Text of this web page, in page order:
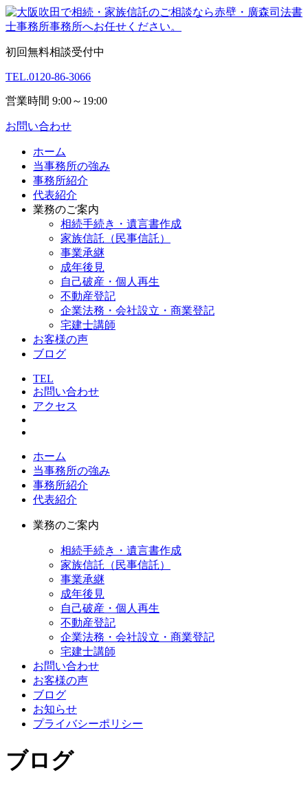
初回無料相談受付中
TEL.0120-86-3066
営業時間 9:00～19:00
お問い合わせ
ホーム
当事務所の強み
事務所紹介
代表紹介
業務のご案内
相続手続き・遺言書作成
家族信託（民事信託）
事業承継
成年後見
自己破産・個人再生
不動産登記
企業法務・会社設立・商業登記
宅建士講師
お客様の声
ブログ
TEL
お問い合わせ
アクセス
ホーム
当事務所の強み
事務所紹介
代表紹介
業務のご案内
相続手続き・遺言書作成
家族信託（民事信託）
事業承継
成年後見
自己破産・個人再生
不動産登記
企業法務・会社設立・商業登記
宅建士講師
お問い合わせ
お客様の声
ブログ
お知らせ
プライバシーポリシー
ブログ